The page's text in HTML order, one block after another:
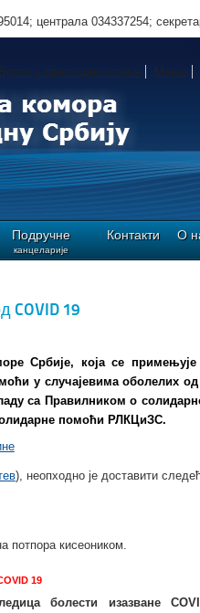
Подручне
канцеларије
Контакти О
централа 034337254;
Врати у претходно стање Мање
19
Србије, која се
у случајевима оболелих
са Правилником о
помоћи РЛКЦиЗС.
), неопходно је доставити
потпора кисеоником.
19
болести изазване